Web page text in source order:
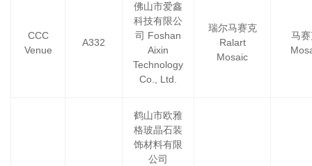
CCC
Venue
A332
佛山市爱鑫
科技有限公
司 Foshan
Aixin
Technology
Co., Ltd.
瑞尔马赛克
Ralart
Mosaic
马
鹤山市欧雅
格玻晶石装
饰材料有限
公司